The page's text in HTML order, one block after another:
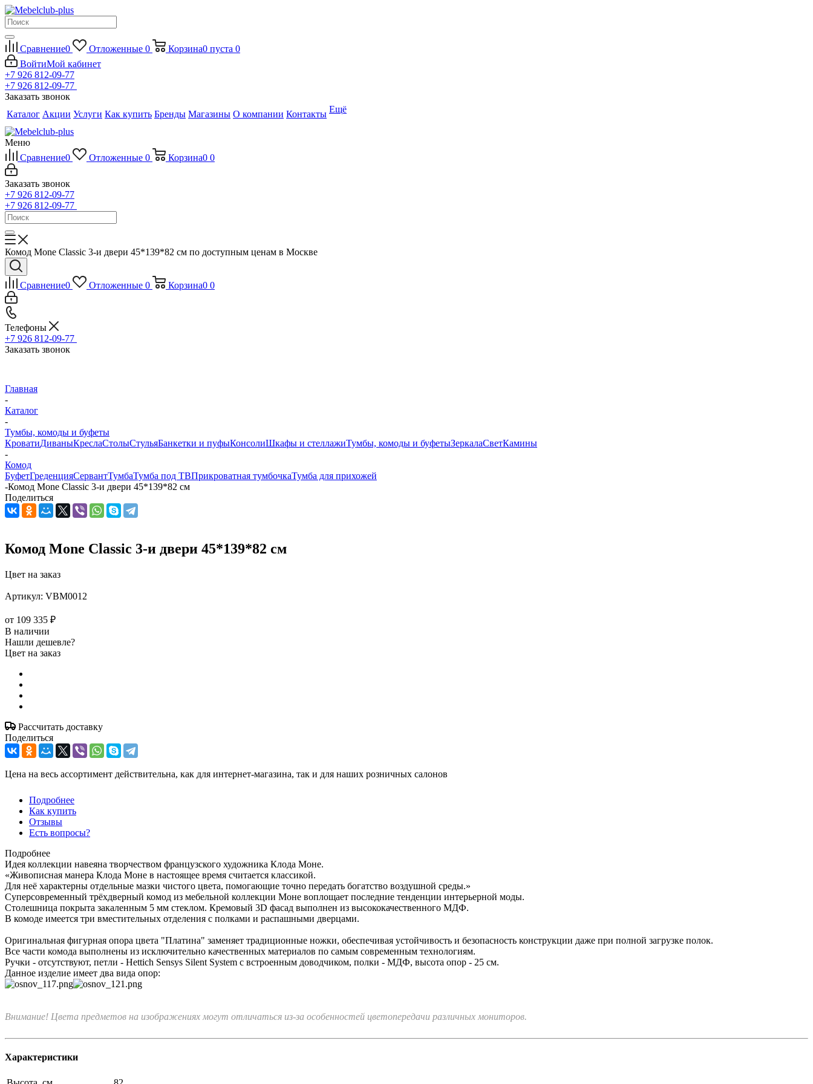
Сравнение0 Отложенные 0 Корзина0 пуста 0
ВойтиМой кабинет
+7 926 812-09-77
+7 926 812-09-77
Заказать звонок
Каталог Акции Услуги Как купить Бренды Магазины О компании Контакты Ещё
Меню
Сравнение0 Отложенные 0 Корзина0 0
Заказать звонок
+7 926 812-09-77
+7 926 812-09-77
Комод Mone Classic 3-и двери 45*139*82 см по доступным ценам в Москве
Сравнение0 Отложенные 0 Корзина0 0
Телефоны
+7 926 812-09-77
Заказать звонок
Главная
-
Каталог
-
Тумбы, комоды и буфеты
КроватиДиваныКреслаСтолыСтульяБанкетки и пуфыКонсолиШкафы и стеллажиТумбы, комоды и буфетыЗеркалаСветКамины
-
Комод
БуфетГреденцияСервантТумбаТумба под ТВПрикроватная тумбочкаТумба для прихожей
-Комод Mone Classic 3-и двери 45*139*82 см
Поделиться
Комод Mone Classic 3-и двери 45*139*82 см
Цвет на заказ
Артикул: VBM0012
от 109 335 ₽
В наличии
Нашли дешевле?
Цвет на заказ
Рассчитать доставку
Поделиться
Цена на весь ассортимент действительна, как для интернет-магазина, так и для наших розничных салонов
Подробнее
Как купить
Отзывы
Есть вопросы?
Подробнее
Идея коллекции навеяна творчеством французского художника Клода Моне.
«Живописная манера Клода Моне в настоящее время считается классикой.
Для неё характерны отдельные мазки чистого цвета, помогающие точно передать богатство воздушной среды.»
Суперсовременный трёхдверный комод из мебельной коллекции Моне воплощает последние тенденции интерьерной моды.
Столешница покрыта закаленным 5 мм стеклом. Кремовый 3D фасад выполнен из высококачественного МДФ.
В комоде имеется три вместительных отделения с полками и распашными дверцами.
Оригинальная фигурная опора цвета "Платина" заменяет традиционные ножки, обеспечивая устойчивость и безопасность конструкции даже при полной загрузке полок.
Все части комода выполнены из исключительно качественных материалов по самым современным технологиям.
Ручки - отсутствуют, петли - Hettich Sensys Silent System с встроенным доводчиком, полки - МДФ, высота опор - 25 см.
Данное изделие имеет два вида опор:
Внимание! Цвета предметов на изображениях могут отличаться из-за особенностей цветопередачи различных мониторов.
Характеристики